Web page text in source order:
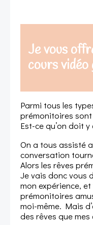
Je vous
cours
Parmi tous les
prémonitoires
Est-ce qu’on doit
On a tous assisté
conversation
Alors les rêves
Je vais donc vous
mon expérience,
prémonitoires
moi-même. Mais
des rêves que mes